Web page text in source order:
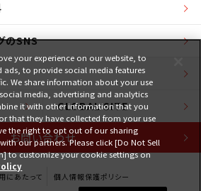
のSNS
GLOBAL SITE
お問い合わせ
にあたって 個人情報保護ポリシー
your experience on our website, to
ads, to provide social media features
We share information about your use
media, advertising and analytics
it with other information that you
that they have collected from your use
the right to opt out of our sharing
our partners. Please click [Do Not Sell
to customize your cookie settings on